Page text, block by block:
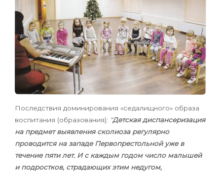
Последствия доминирования «седалищного» образа
воспитания (образования): “Детская диспансеризация
на предмет выявления сколиоза регулярно
проводится на западе Первопрестольной уже в
течение пяти лет. И с каждым годом число малышей
и подростков, страдающих этим недугом,